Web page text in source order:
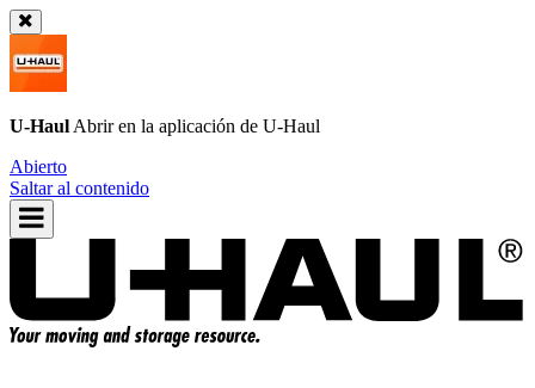
U-Haul Abrir en la aplicación de U-Haul
Abierto
Saltar al contenido